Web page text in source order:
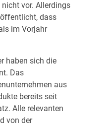
vor. Allerdings
dass
im Vorjahr
haben sich die
Das
aus
bereits seit
Alle relevanten
von der